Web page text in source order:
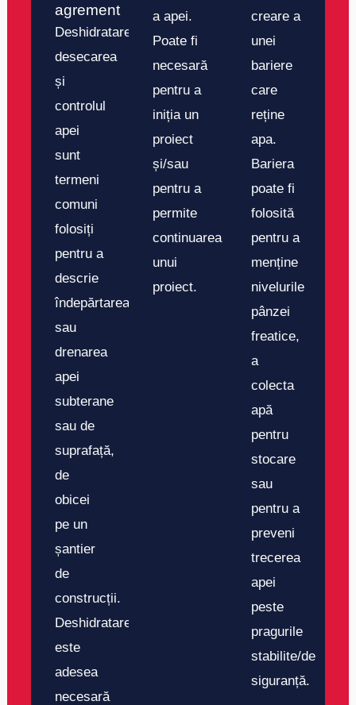
agrement
Deshidratarea,
desecarea
și
controlul
apei
sunt
termeni
comuni
folosiți
pentru a
descrie
îndepărtarea
sau
drenarea
apei
subterane
sau de
suprafață,
de
obicei
pe un
șantier
de
construcții.
Deshidratarea
este
adesea
necesară
a apei.
Poate fi
necesară
pentru a
iniția un
proiect
și/sau
pentru a
permite
continuarea
unui
proiect.
creare a
unei
bariere
care
reține
apa.
Bariera
poate fi
folosită
pentru a
menține
nivelurile
pânzei
freatice,
a
colecta
apă
pentru
stocare
sau
pentru a
preveni
trecerea
apei
peste
pragurile
stabilite/de
siguranță.